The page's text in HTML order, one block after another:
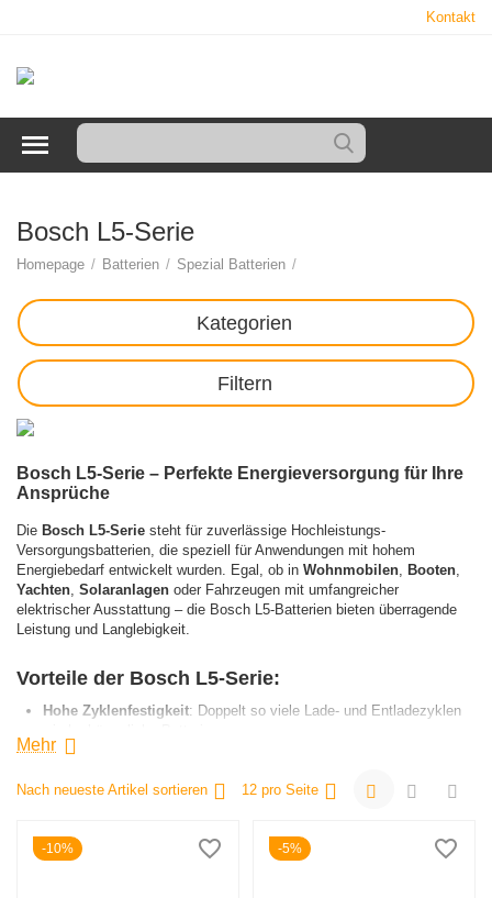
Kontakt
Bosch L5-Serie
Homepage / Batterien / Spezial Batterien /
Kategorien
Filtern
Bosch L5-Serie – Perfekte Energieversorgung für Ihre
Ansprüche
Die Bosch L5-Serie steht für zuverlässige Hochleistungs-
Versorgungsbatterien, die speziell für Anwendungen mit hohem
Energiebedarf entwickelt wurden. Egal, ob inWohnmobilen, Booten,
Yachten,Solaranlagen oder Fahrzeugen mit umfangreicher
elektrischer Ausstattung – die Bosch L5-Batterien bieten überragende
Leistung und Langlebigkeit.
Vorteile der Bosch L5-Serie:
Hohe Zyklenfestigkeit: Doppelt so viele Lade- und Entladezyklen
Wartungsfrei und sicher
Geringe Selbstentladung : Ideal für saisonalen Einsatz – immer
Universelle Einsetzbarkeit: Perfekt für Wohnmobile, Boote,
Solaranlagen und mehr.
Mehr
Nach neueste Artikel sortieren 12 pro Seite
10% 5%